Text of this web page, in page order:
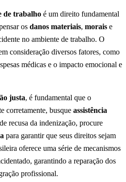
de trabalho é um direito fundamental
os danos materiais, morais e
no ambiente de trabalho. O
consideração diversos fatores, como
médicas e o impacto emocional e
justa, é fundamental que o
corretamente, busque assistência
recusa da indenização, procure
para garantir que seus direitos sejam
oferece uma série de mecanismos
garantindo a reparação dos
profissional.